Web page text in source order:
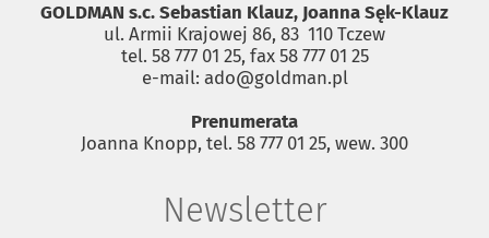
GOLDMAN s.c. Sebastian Klauz, Joanna Sęk-Klauz
ul. Armii Krajowej 86, 83 ­ 110 Tczew
tel. 58 777 01 25, fax 58 777 01 25
e-mail: ado@goldman.pl
Prenumerata
Joanna Knopp, tel. 58 777 01 25, wew. 300
Newsletter